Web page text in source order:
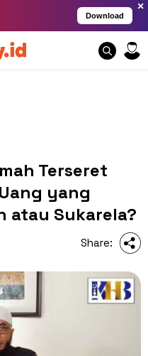
Download
×
Terseret
yang
atau Sukarela?
Share: